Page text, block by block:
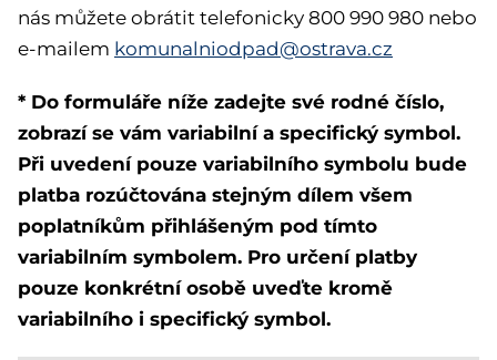
nás můžete obrátit telefonicky 800 990 980 nebo
e-mailem komunalniodpad@ostrava.cz
* Do formuláře níže zadejte své rodné číslo,
zobrazí se vám variabilní a specifický symbol.
Při uvedení pouze variabilního symbolu bude
platba rozúčtována stejným dílem všem
poplatníkům přihlášeným pod tímto
variabilním symbolem. Pro určení platby
pouze konkrétní osobě uveďte kromě
variabilního i specifický symbol.